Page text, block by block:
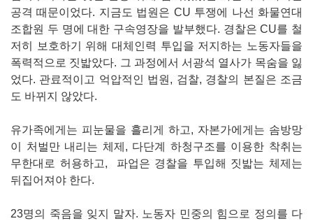
공격 때문이었다. 지금도 법원은 CU 투쟁에 나선 화물연대
조합원 두 명에 대한 구속영장을 발부했다. 경찰은 CU를 철
저히 보호하기 위해 대체인력 투입을 저지하는 노동자들을
폭력적으로 짓밟았다. 그 과정에서 서광석 열사가 목숨을 잃
었다. 관료적이고 억압적인 법원, 검찰, 경찰의 본질은 조금
도 바뀌지 않았다.
유가족에게는 피눈물을 흘리게 하고, 자본가에게는 솜방망
이 처벌만 내리는 체제, 다단계 하청구조를 이용한 착취는
무한대로 허용하고, 파업은 경찰을 투입해 짓밟는 체제는
뒤집어져야 한다.
23명의 죽음을 잊지 말자. 노동자 민중의 힘으로 정의를 다